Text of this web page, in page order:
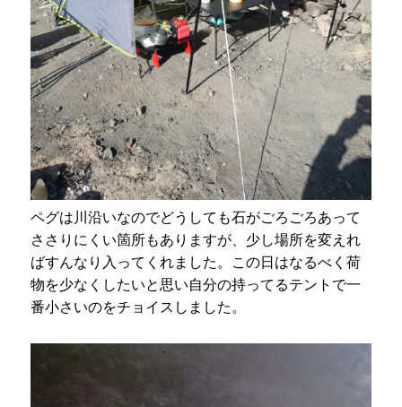
ペグは川沿いなのでどうしても石がごろごろあって
ささりにくい箇所もありますが、少し場所を変えれ
ばすんなり入ってくれました。この日はなるべく荷
物を少なくしたいと思い自分の持ってるテントで一
番小さいのをチョイスしました。